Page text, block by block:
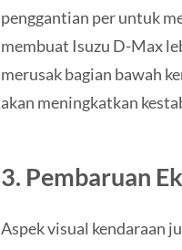
penggantian per untuk
membuat Isuzu D-Max
merusak bagian bawah
akan meningkatkan
3. Pembaruan
Aspek visual kendaraan